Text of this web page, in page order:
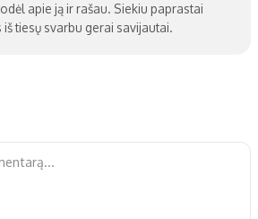
apie ją ir rašau. Siekiu paprastai
iš tiesų svarbu gerai savijautai.